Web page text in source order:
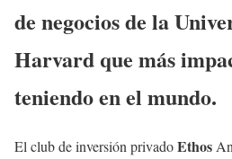
de negocios de la
Harvard que más
teniendo en el mundo.
El club de inversión privadoEthos